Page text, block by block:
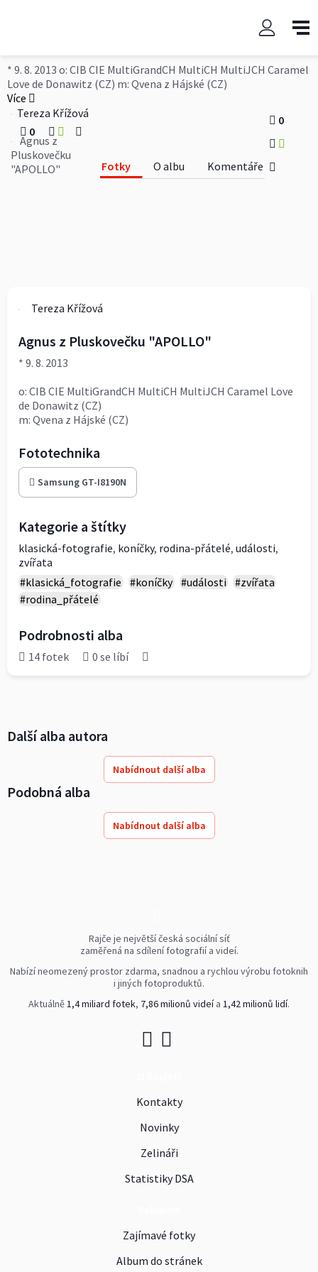
* 9. 8. 2013 o: CIB CIE MultiGrandCH MultiCH MultiJCH Caramel
Love de Donawitz (CZ) m: Qvena z Hájské (CZ)
Více
Tereza Křížová
0
Agnus z
Pluskovečku
"APOLLO"
Fotky O albu Komentáře
0
Tereza Křížová
Agnus z Pluskovečku "APOLLO"
* 9. 8. 2013
o: CIB CIE MultiGrandCH MultiCH MultiJCH Caramel Love
de Donawitz (CZ)
m: Qvena z Hájské (CZ)
Fototechnika
Samsung GT-I8190N
Kategorie a štítky
klasická-fotografie, koníčky, rodina-přátelé, události,
zvířata
#klasická_fotografie
#koníčky #události
#zvířata
#rodina_přátelé
Podrobnosti alba
14 fotek 0 se líbí
Další alba autora
Nabídnout další alba
Podobná alba
Nabídnout další alba
Rajče je největší česká sociální síť
zaměřená na sdílení fotografií a videí.
Nabízí neomezený prostor zdarma, snadnou a rychlou výrobu fotoknih
i jiných fotoproduktů.
Aktuálně1,4 miliard fotek, 7,86 milionů videía 1,42 milionů lidí.
Kontakty
Novinky
Zelináři
Statistiky DSA
Zajímavé fotky
Album do stránek